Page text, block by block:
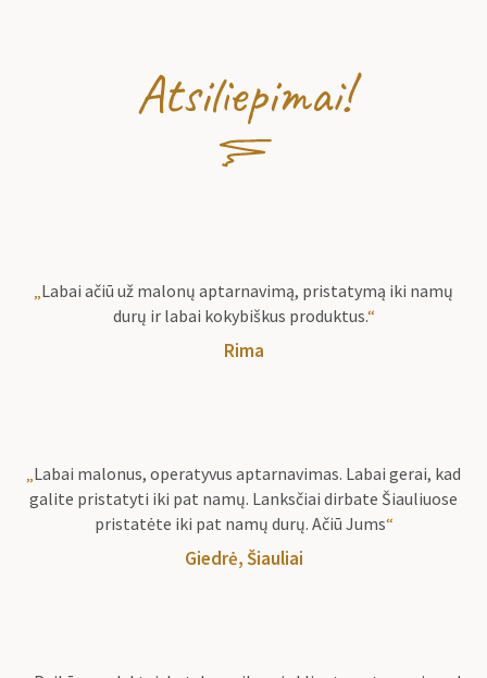
Atsiliepimai!
„Labai ačiū už malonų aptarnavimą, pristatymą iki namų
durų ir labai kokybiškus produktus.“
Rima
„Labai malonus, operatyvus aptarnavimas. Labai gerai, kad
galite pristatyti iki pat namų. Lanksčiai dirbate Šiauliuose
pristatėte iki pat namų durų. Ačiū Jums“
Giedrė, Šiauliai